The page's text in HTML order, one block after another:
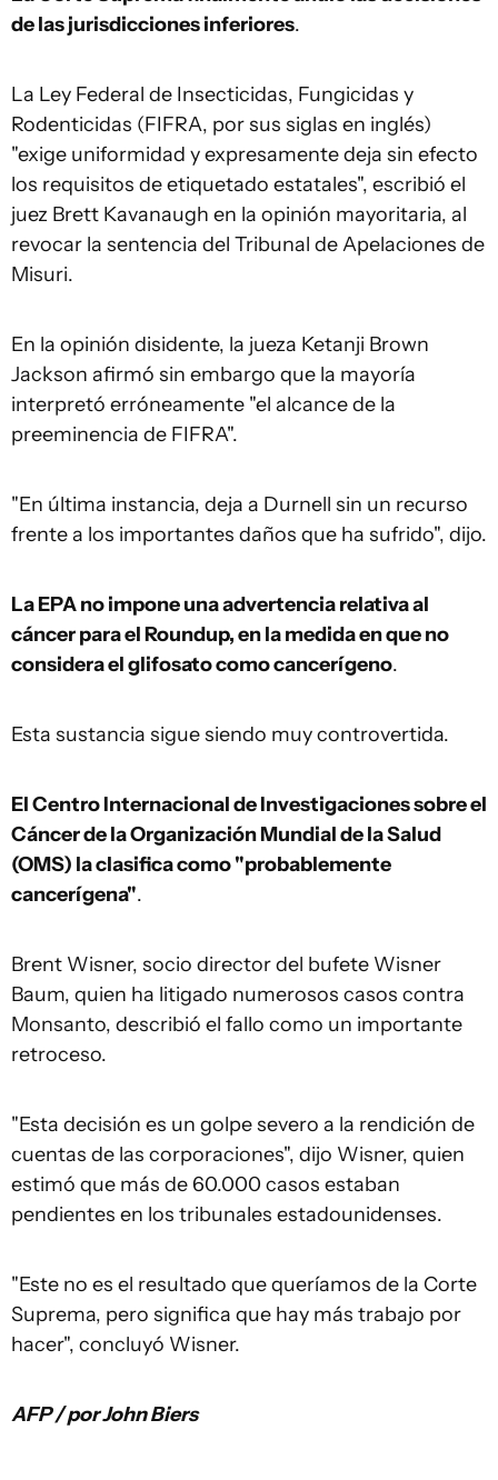
de las jurisdicciones inferiores.
La Ley Federal de Insecticidas, Fungicidas y
Rodenticidas (FIFRA, por sus siglas en inglés)
"exige uniformidad y expresamente deja sin efecto
los requisitos de etiquetado estatales", escribió el
juez Brett Kavanaugh en la opinión mayoritaria, al
revocar la sentencia del Tribunal de Apelaciones de
Misuri.
En la opinión disidente, la jueza Ketanji Brown
Jackson afirmó sin embargo que la mayoría
interpretó erróneamente "el alcance de la
preeminencia de FIFRA".
"En última instancia, deja a Durnell sin un recurso
frente a los importantes daños que ha sufrido", dijo.
La EPA no impone una advertencia relativa al
cáncer para el Roundup, en la medida en que no
considera el glifosato como cancerígeno.
Esta sustancia sigue siendo muy controvertida.
El Centro Internacional de Investigaciones sobre el
Cáncer de la Organización Mundial de la Salud
(OMS) la clasifica como "probablemente
cancerígena".
Brent Wisner, socio director del bufete Wisner
Baum, quien ha litigado numerosos casos contra
Monsanto, describió el fallo como un importante
retroceso.
"Esta decisión es un golpe severo a la rendición de
cuentas de las corporaciones", dijo Wisner, quien
estimó que más de 60.000 casos estaban
pendientes en los tribunales estadounidenses.
"Este no es el resultado que queríamos de la Corte
Suprema, pero significa que hay más trabajo por
hacer", concluyó Wisner.
AFP / por John Biers